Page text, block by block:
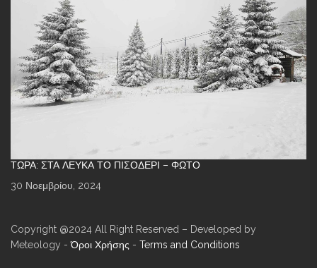
ΤΏΡΑ: ΣΤΑ ΛΕΥΚΆ ΤΟ ΠΙΣΟΔΈΡΙ – ΦΩΤΌ
30 Νοεμβρίου, 2024
Copyright @2024 All Right Reserved – Developed by
Meteology -Όροι Χρήσης - Terms and Conditions